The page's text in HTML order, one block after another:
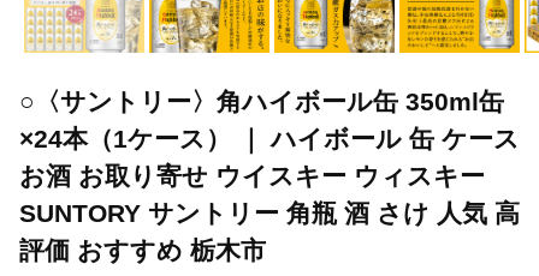
○〈サントリー〉角ハイボール缶 350ml缶
×24本（1ケース） ｜ ハイボール 缶 ケース
お酒 お取り寄せ ウイスキー ウィスキー
SUNTORY サントリー 角瓶 酒 さけ 人気 高
評価 おすすめ 栃木市